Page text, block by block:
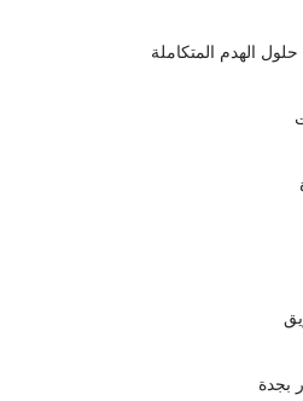
الهدم المتكاملة
بجدة